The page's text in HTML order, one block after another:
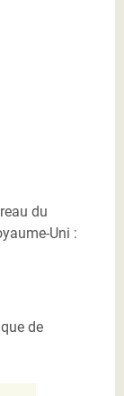
du
Uni :
de